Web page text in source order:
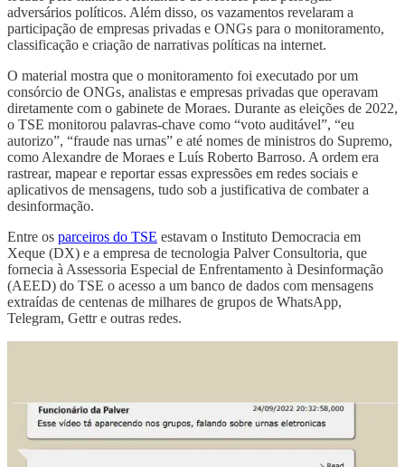
adversários políticos. Além disso, os vazamentos revelaram a
participação de empresas privadas e ONGs para o monitoramento,
classificação e criação de narrativas políticas na internet.
O material mostra que o monitoramento foi executado por um
consórcio de ONGs, analistas e empresas privadas que operavam
diretamente com o gabinete de Moraes. Durante as eleições de 2022,
o TSE monitorou palavras-chave como “voto auditável”, “eu
autorizo”, “fraude nas urnas” e até nomes de ministros do Supremo,
como Alexandre de Moraes e Luís Roberto Barroso. A ordem era
rastrear, mapear e reportar essas expressões em redes sociais e
aplicativos de mensagens, tudo sob a justificativa de combater a
desinformação.
Entre os parceiros do TSE estavam o Instituto Democracia em
Xeque (DX) e a empresa de tecnologia Palver Consultoria, que
fornecia à Assessoria Especial de Enfrentamento à Desinformação
(AEED) do TSE o acesso a um banco de dados com mensagens
extraídas de centenas de milhares de grupos de WhatsApp,
Telegram, Gettr e outras redes.